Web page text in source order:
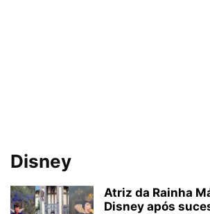
Disney
Atriz da Rainha
Disney após